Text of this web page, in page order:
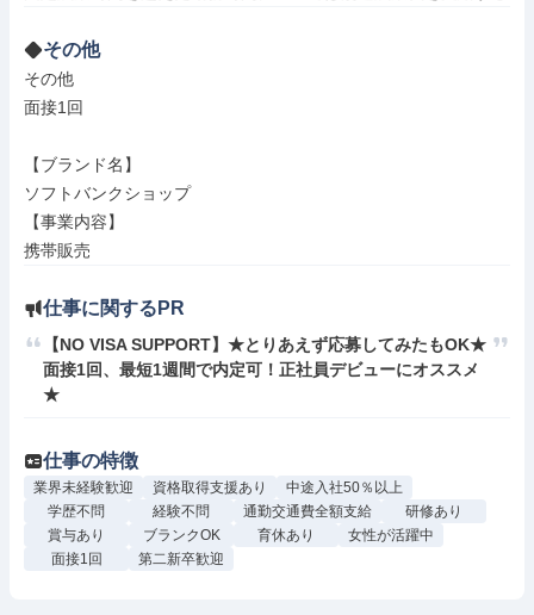
その他
その他
面接1回
【ブランド名】
ソフトバンクショップ
【事業内容】
携帯販売
仕事に関するPR
【NO VISA SUPPORT】★とりあえず応募してみたもOK★
面接1回、最短1週間で内定可！正社員デビューにオススメ
★
仕事の特徴
業界未経験歓迎 資格取得支援あり
中途入社50％以上
学歴不問
経験不問 通勤交通費全額支給
研修あり
賞与あり
ブランクOK 育休あり
女性が活躍中
面接1回
第二新卒歓迎